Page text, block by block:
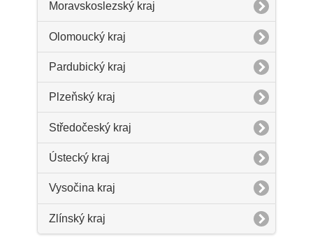
Moravskoslezský kraj
Olomoucký kraj
Pardubický kraj
Plzeňský kraj
Středočeský kraj
Ústecký kraj
Vysočina kraj
Zlínský kraj